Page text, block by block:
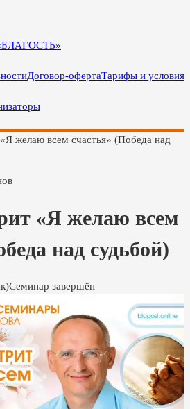
Договор-офертаТарифы и условия
желаю всем счастья» (Победа над
«Я желаю всем
над судьбой)
Семинар завершён